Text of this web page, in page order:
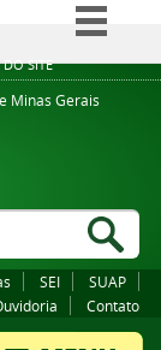
SITE
BR
Minas Gerais
SEI
SUAP
Contato